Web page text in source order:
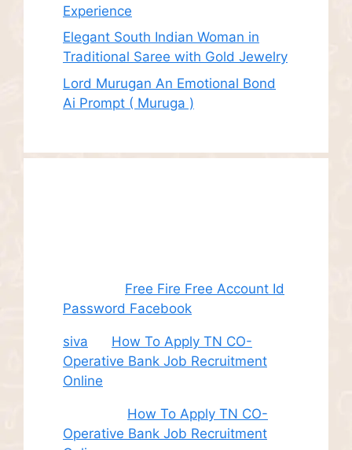
Experience
Elegant South Indian Woman in
Traditional Saree with Gold Jewelry
Lord Murugan An Emotional Bond
Ai Prompt ( Muruga )
Free Fire Free Account Id
Password Facebook
siva
How To Apply TN CO-
Operative Bank Job Recruitment
Online
How To Apply TN CO-
Operative Bank Job Recruitment